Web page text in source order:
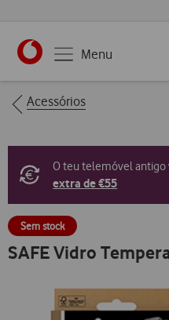
https://
Menu
Breadcrumbs
Acessórios
O teu telemóvel antigo
extra de €55
Sem stock
SAFE Vidro